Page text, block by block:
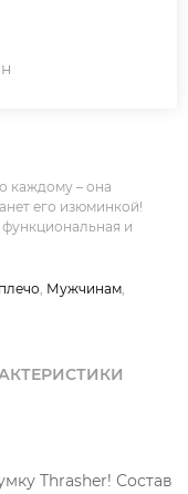
каждому – она
его изюминкой!
и
, Мужчинам,
Thrasher! Состав